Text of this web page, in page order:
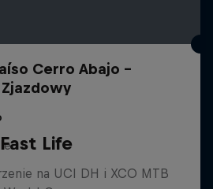
Cerro Abajo -
Fast Life
na UCI DH i XCO MTB